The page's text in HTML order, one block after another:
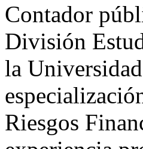
Contador
División
la
Riesgos